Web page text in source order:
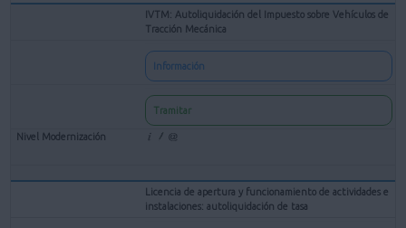
IVTM: Autoliquidación del Impuesto sobre Vehículos de
Tracción Mecánica
Información
Tramitar
Licencia de apertura y funcionamiento de actividades e
instalaciones: autoliquidación de tasa